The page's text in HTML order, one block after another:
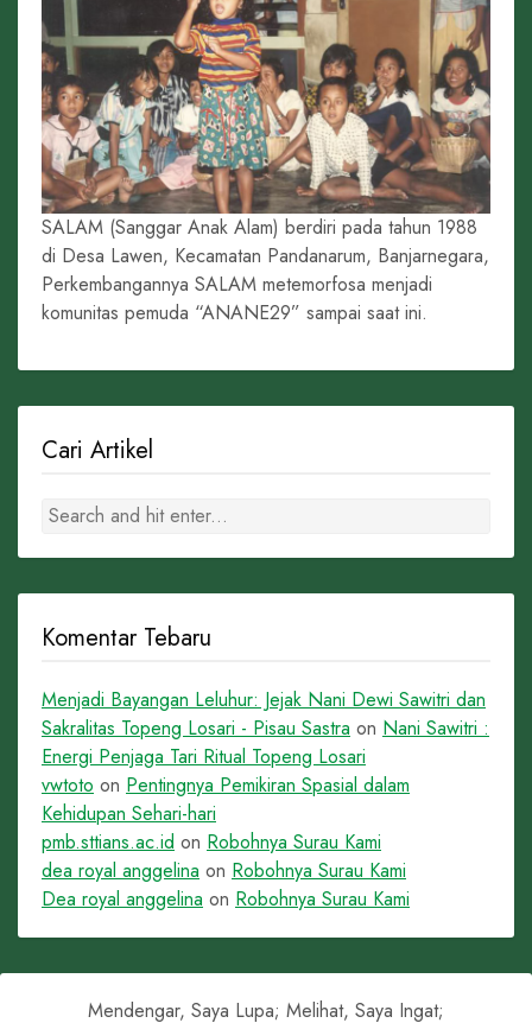
SALAM (Sanggar Anak Alam) berdiri pada tahun 1988
di Desa Lawen, Kecamatan Pandanarum, Banjarnegara,
Perkembangannya SALAM metemorfosa menjadi
komunitas pemuda “ANANE29” sampai saat ini.
Cari Artikel
Komentar Tebaru
Menjadi Bayangan Leluhur: Jejak Nani Dewi Sawitri dan
Sakralitas Topeng Losari - Pisau Sastra on Nani Sawitri :
Energi Penjaga Tari Ritual Topeng Losari
vwtoto on Pentingnya Pemikiran Spasial dalam
Kehidupan Sehari-hari
pmb.sttians.ac.id on Robohnya Surau Kami
dea royal anggelina on Robohnya Surau Kami
Dea royal anggelina on Robohnya Surau Kami
Mendengar, Saya Lupa; Melihat, Saya Ingat;